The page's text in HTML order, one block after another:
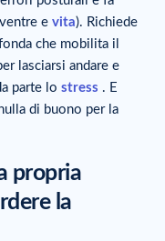
e vita). Richiede
che mobilita il
lasciarsi andare e
parte lo stress . E
di buono per la
propria
la